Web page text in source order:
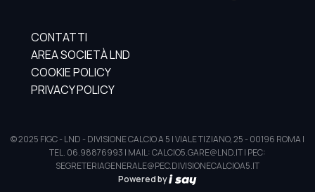
CONTATTI
AREA SOCIETÀ LND
COOKIE POLICY
PRIVACY POLICY
© 2025 FIGC - LND - DIVISIONE CALCIO A 5 | VIALE TIZIANO, 25 - 00196 ROMA |
TEL. 06.98876993 | MAIL: CALCIO5.GARE@LND.IT | PEC:
SEGRETERIAGENERALE@PEC.DIVISIONECALCIOA5.IT
Powered by